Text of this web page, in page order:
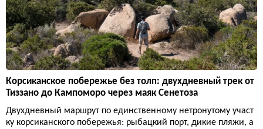
Корсиканское побережье без толп: двухдневный трек от
Тиззано до Кампоморо через маяк Сенетоза
Двухдневный маршрут по единственному нетронутому участ
ку корсиканского побережья: рыбацкий порт, дикие пляжи, а